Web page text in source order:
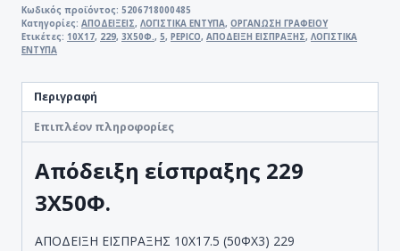
3Χ50Φ.
10Χ17.5
PEPICO
Κωδικός προϊόντος: 5206718000485
Κατηγορίες: ΑΠΟΔΕΙΞΕΙΣ, ΛΟΓΙΣΤΙΚΑ ΕΝΤΥΠΑ, ΟΡΓΑΝΩΣΗ ΓΡΑΦΕΙΟΥ
Ετικέτες: 10Χ17, 229, 3Χ50Φ., 5, PEPICO, ΑΠΟΔΕΙΞΗ ΕΙΣΠΡΑΞΗΣ, ΛΟΓΙΣΤΙΚΑ
ΕΝΤΥΠΑ
Περιγραφή
Επιπλέον πληροφορίες
Απόδειξη είσπραξης 229
3Χ50Φ.
ΑΠΟΔΕΙΞΗ ΕΙΣΠΡΑΞΗΣ 10Χ17.5 (50ΦΧ3) 229